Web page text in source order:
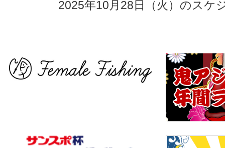
2025年10月28日（火）のスケ